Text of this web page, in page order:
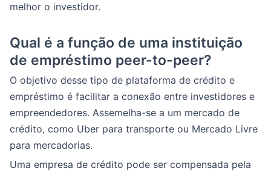
melhor o investidor.
Qual é a função de uma instituição
de empréstimo peer-to-peer?
O objetivo desse tipo de plataforma de crédito e
empréstimo é facilitar a conexão entre investidores e
empreendedores. Assemelha-se a um mercado de
crédito, como Uber para transporte ou Mercado Livre
para mercadorias.
Uma empresa de crédito pode ser compensada pela